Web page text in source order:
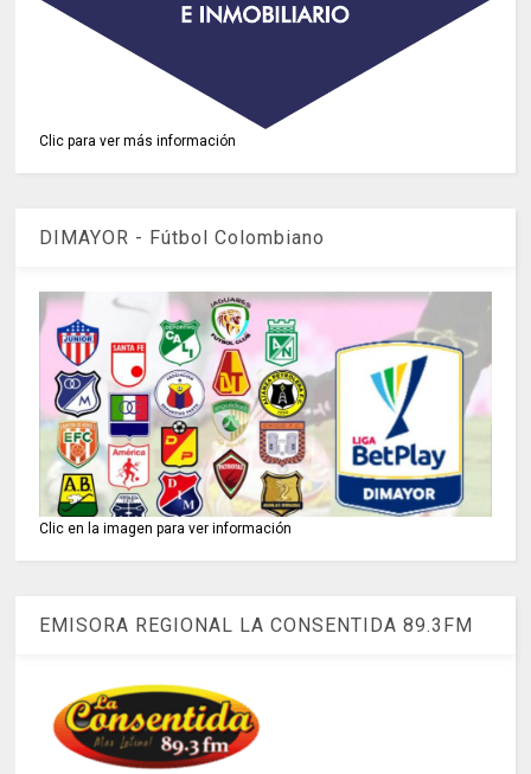
Clic para ver más información
DIMAYOR - Fútbol Colombiano
Clic en la imagen para ver información
EMISORA REGIONAL LA CONSENTIDA 89.3FM